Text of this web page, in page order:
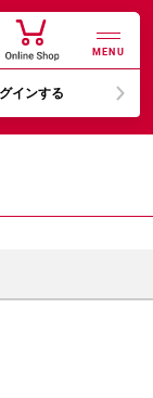
MENU
インする